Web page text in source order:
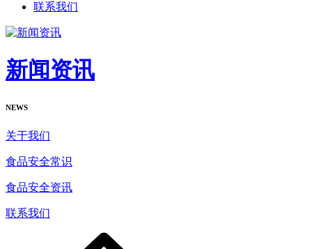
联系我们
新闻资讯
NEWS
关于我们
食品安全常识
食品安全资讯
联系我们